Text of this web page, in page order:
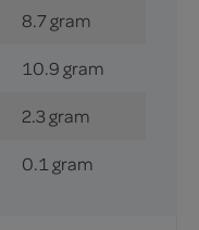
8.7 gram
10.9 gram
2.3 gram
0.1 gram